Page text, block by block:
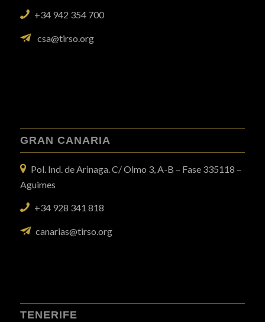
+34 942 354 700
csa@tirso.org
GRAN CANARIA
Pol. Ind. de Arinaga. C/ Olmo 3, A-B – Fase 335118 –
Aguimes
+34 928 341 818
canarias@tirso.org
TENERIFE